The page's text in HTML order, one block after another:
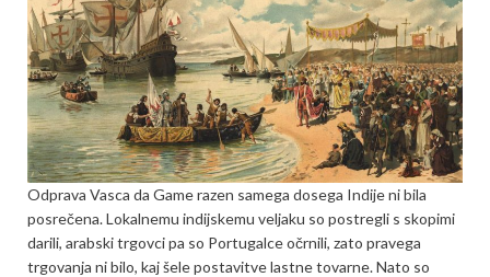
Odprava Vasca da Game razen samega dosega Indije ni bila
posrečena. Lokalnemu indijskemu veljaku so postregli s skopimi
darili, arabski trgovci pa so Portugalce očrnili, zato pravega
trgovanja ni bilo, kaj šele postavitve lastne tovarne. Nato so